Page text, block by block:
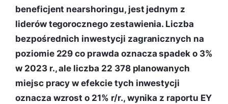
beneficjent nearshoringu, jest jednym z
liderów tegorocznego zestawienia. Liczba
bezpośrednich inwestycji zagranicznych na
poziomie 229 co prawda oznacza spadek o 3%
w 2023 r., ale liczba 22 378 planowanych
miejsc pracy w efekcie tych inwestycji
oznacza wzrost o 21% r/r., wynika z raportu EY